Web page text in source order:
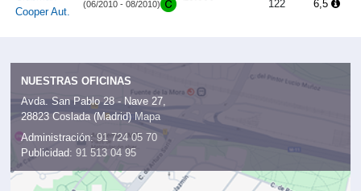
Cooper Aut.
(06/2010 - 08/2010) 122 6,5
NUESTRAS OFICINAS
Avda. San Pablo 28 - Nave 27,
28823 Coslada (Madrid) Mapa
Administración: 91 724 05 70
Publicidad: 91 513 04 95